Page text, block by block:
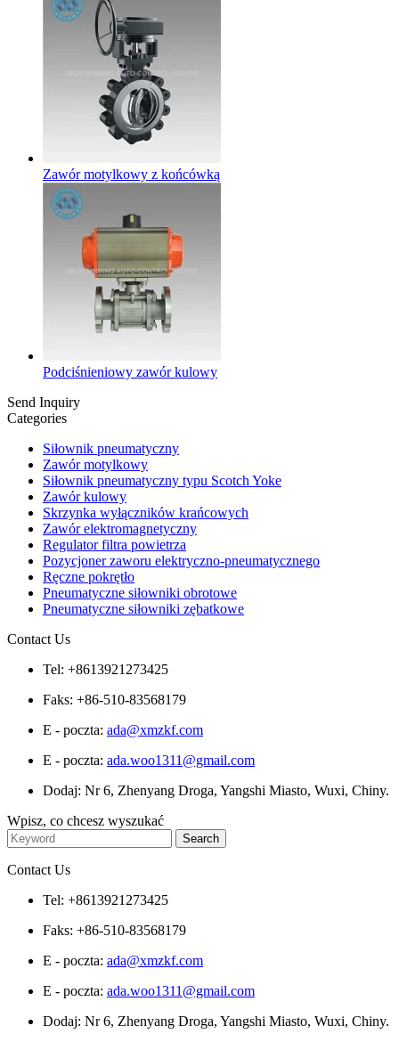
Zawór motylkowy z końcówką
Podciśnieniowy zawór kulowy
Send Inquiry
Categories
Siłownik pneumatyczny
Zawór motylkowy
Siłownik pneumatyczny typu Scotch Yoke
Zawór kulowy
Skrzynka wyłączników krańcowych
Zawór elektromagnetyczny
Regulator filtra powietrza
Pozycjoner zaworu elektryczno-pneumatycznego
Ręczne pokrętło
Pneumatyczne siłowniki obrotowe
Pneumatyczne siłowniki zębatkowe
Contact Us
Tel: +8613921273425
Faks: +86-510-83568179
E - poczta: ada@xmzkf.com
E - poczta: ada.woo1311@gmail.com
Dodaj: Nr 6, Zhenyang Droga, Yangshi Miasto, Wuxi, Chiny.
Wpisz, co chcesz wyszukać
Contact Us
Tel: +8613921273425
Faks: +86-510-83568179
E - poczta: ada@xmzkf.com
E - poczta: ada.woo1311@gmail.com
Dodaj: Nr 6, Zhenyang Droga, Yangshi Miasto, Wuxi, Chiny.